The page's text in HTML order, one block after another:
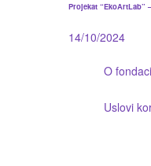
Projekat “EkoArtLab”
14/10/2024
O
Uslovi